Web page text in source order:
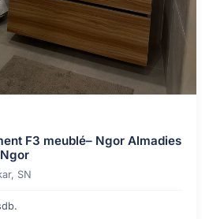
F3 meublé– Ngor Almadies
SN